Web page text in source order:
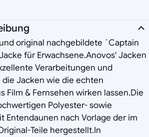
original nachgebildete ´Captain
für Erwachsene.Anovos' Jacken
Verarbeitungen und
Jacken wie die echten
Film & Fernsehen wirken lassen.Die
Polyester- sowie
Entendaunen nach Vorlage der im
Teile hergestellt.In